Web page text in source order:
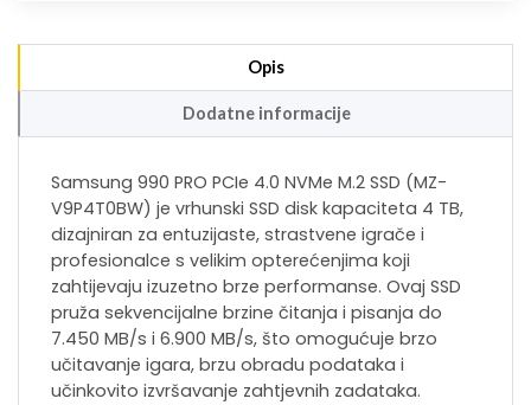
Opis
Dodatne informacije
Samsung 990 PRO PCIe 4.0 NVMe M.2 SSD (MZ-
V9P4T0BW) je vrhunski SSD disk kapaciteta 4 TB,
dizajniran za entuzijaste, strastvene igrače i
profesionalce s velikim opterećenjima koji
zahtijevaju izuzetno brze performanse. Ovaj SSD
pruža sekvencijalne brzine čitanja i pisanja do
7.450 MB/s i 6.900 MB/s, što omogućuje brzo
učitavanje igara, brzu obradu podataka i
učinkovito izvršavanje zahtjevnih zadataka.